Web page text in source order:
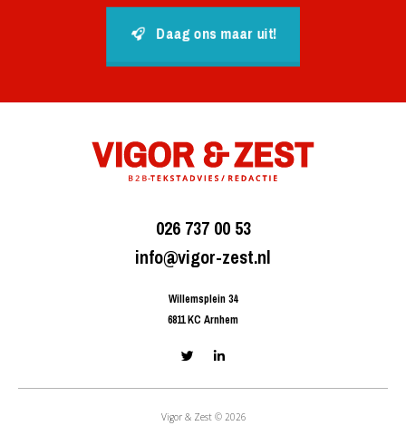
Daag ons maar uit!
026 737 00 53
info@vigor-zest.nl
Willemsplein 34
6811 KC Arnhem
Vigor & Zest © 2026